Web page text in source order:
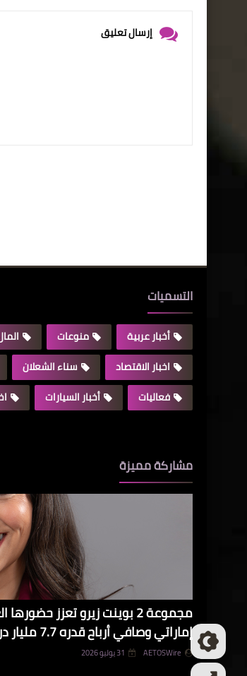
إرسال تعليق
التسميات
أخبار عربية منوعات
اخبار الاقتصاد
سناء الشعلان
فعاليات
أخبار السيارات
مشاركة مميزة
إماراتي وصافي أرباح قدره 7.7 مليار درهم في النصف الأول من عام 2026
AETOSWire 31 يوليو 2026